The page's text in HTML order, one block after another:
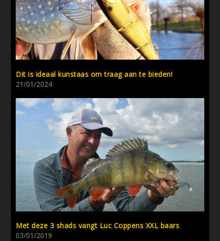
Dit is ideaal kunstaas om traag aan te bieden!
21/01/2024
Met deze 3 shads vangt Luc Coppens XXL baars
03/01/2019